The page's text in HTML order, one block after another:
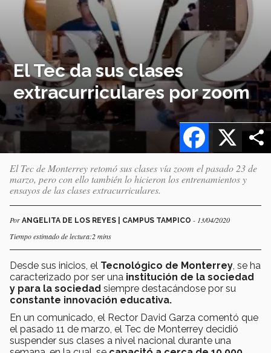
El Tec da sus clases
extracurriculares por zoom
X
Facebook
El Tec de Monterrey retomó sus clases vía zoom el pasado 23 de
marzo, pero con ello también lo hicieron los entrenamientos y
ensayos de las clases extracurriculares.
Por ANGELITA DE LOS REYES | CAMPUS TAMPICO - 13/04/2020
Tiempo estimado de lectura:2 mins
Desde sus inicios, el Tecnológico de Monterrey , se ha
caracterizado por ser una institución de la sociedad
y para la sociedad siempre destacándose por su
constante innovación educativa.
En un comunicado, el Rector David Garza comentó que
el pasado 11 de marzo, el Tec de Monterrey decidió
suspender sus clases a nivel nacional durante una